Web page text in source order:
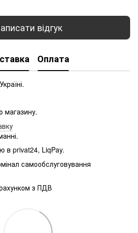
відгук
Оплата
магазину.
в privat24, LiqPay.
самообслуговування
з ПДВ